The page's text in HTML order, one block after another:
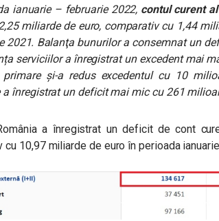
ianuarie – februarie 2022, contul curent
miliarde de euro, comparativ cu 1,44
2021. Balanţa bunurilor a consemnat un
serviciilor a înregistrat un excedent mai
primare și-a redus excedentul cu 10
a înregistrat un deficit mai mic cu 261
a înregistrat un deficit de cont
cu 10,97 miliarde de euro în perioada